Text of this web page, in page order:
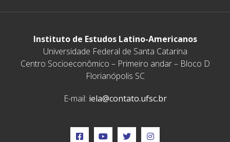
Instituto de Estudos Latino-Americanos
Universidade Federal de Santa Catarina
Centro Socioeconômico – Primeiro andar – Bloco D
Florianópolis SC
E-mail: iela@contato.ufsc.br